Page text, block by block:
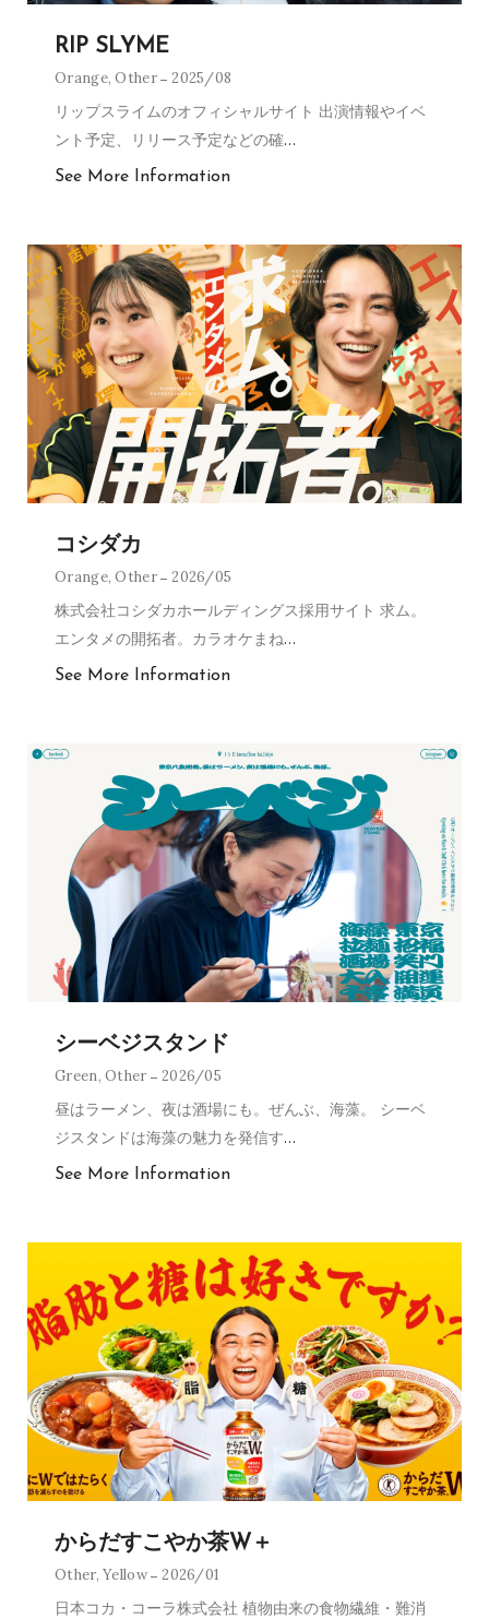
RIP SLYME
Orange,Other 2025/08
リップスライムのオフィシャルサイト 出演情報やイベ
ント予定、リリース予定などの確…
See More Information
コシダカ
Orange,Other 2026/05
株式会社コシダカホールディングス採用サイト 求ム。
エンタメの開拓者。カラオケまね…
See More Information
シーベジスタンド
Green,Other 2026/05
昼はラーメン、夜は酒場にも。ぜんぶ、海藻。 シーベ
ジスタンドは海藻の魅力を発信す…
See More Information
からだすこやか茶W＋
Other,Yellow 2026/01
日本コカ・コーラ株式会社 植物由来の食物繊維・難消